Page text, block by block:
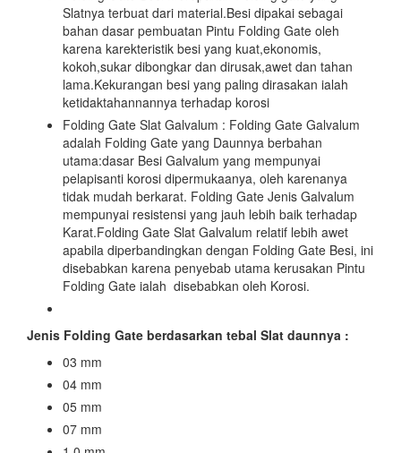
Slatnya terbuat dari material.Besi dipakai sebagai
bahan dasar pembuatan Pintu Folding Gate oleh
karena karekteristik besi yang kuat,ekonomis,
kokoh,sukar dibongkar dan dirusak,awet dan tahan
lama.Kekurangan besi yang paling dirasakan ialah
ketidaktahannannya terhadap korosi
Folding Gate Slat Galvalum : Folding Gate Galvalum
adalah Folding Gate yang Daunnya berbahan
utama:dasar Besi Galvalum yang mempunyai
pelapisanti korosi dipermukaanya, oleh karenanya
tidak mudah berkarat. Folding Gate Jenis Galvalum
mempunyai resistensi yang jauh lebih baik terhadap
Karat.Folding Gate Slat Galvalum relatif lebih awet
apabila diperbandingkan dengan Folding Gate Besi, ini
disebabkan karena penyebab utama kerusakan Pintu
Folding Gate ialah disebabkan oleh Korosi.
Jenis Folding Gate berdasarkan tebal Slat daunnya :
03 mm
04 mm
05 mm
07 mm